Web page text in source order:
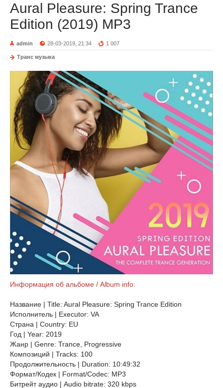
Aural Pleasure: Spring Trance
Edition (2019) MP3
admin 28-03-2019, 21:34 1 007
Транс музыка
Информация об альбоме / Album info:
Название | Title: Aural Pleasure: Spring Trance Edition
Исполнитель | Executor: VA
Страна | Country: EU
Год | Year: 2019
Жанр | Genre: Trance, Progressive
Композиций | Tracks: 100
Продолжительность | Duration: 10:49:32
Формат/Кодек | Format/Codec: MP3
Битрейт аудио | Audio bitrate: 320 kbps